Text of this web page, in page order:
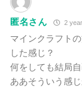
匿名さん 2
マインクラフト
した感じ？
何をしても結局
ああそういう感じ